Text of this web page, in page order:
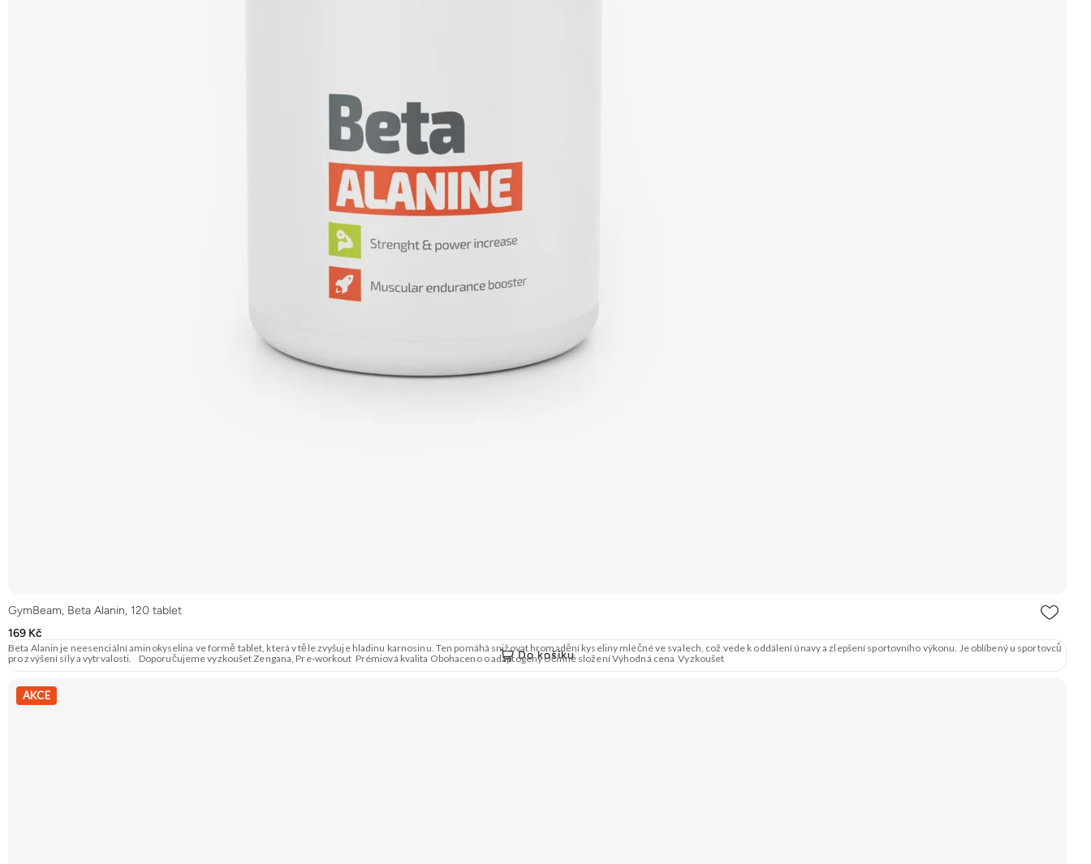
GymBeam, Beta Alanin, 120 tablet
169 Kč
Do košíku
Beta Alanin je neesenciální aminokyselina ve formě tablet, která v těle zvyšuje hladinu karnosinu. Ten pomáhá snižovat hromadění kyseliny mléčné ve svalech, což vede k oddálení únavy a zlepšení sportovního výkonu. Je oblíbený u sportovců
pro zvýšení síly a vytrvalosti. Doporučujeme vyzkoušet Zengana, Pre-workout Prémiová kvalita Obohaceno o adaptogeny Účinné složení Výhodná cena Vyzkoušet
AKCE